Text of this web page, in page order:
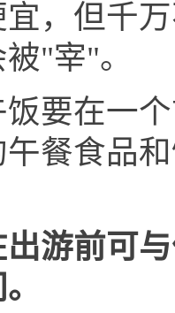
，但千
"宰"。
要在一
餐食品
游前可